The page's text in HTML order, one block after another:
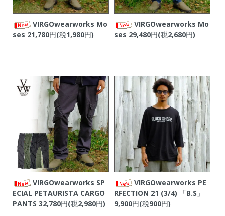
VIRGOwearworks Mo
ses 21,780円(税1,980円)
VIRGOwearworks Mo
ses 29,480円(税2,680円)
VIRGOwearworks SP
ECIAL PETAURISTA CARGO
PANTS 32,780円(税2,980円)
VIRGOwearworks PE
RFECTION 21 (3/4) 「B.S」
9,900円(税900円)